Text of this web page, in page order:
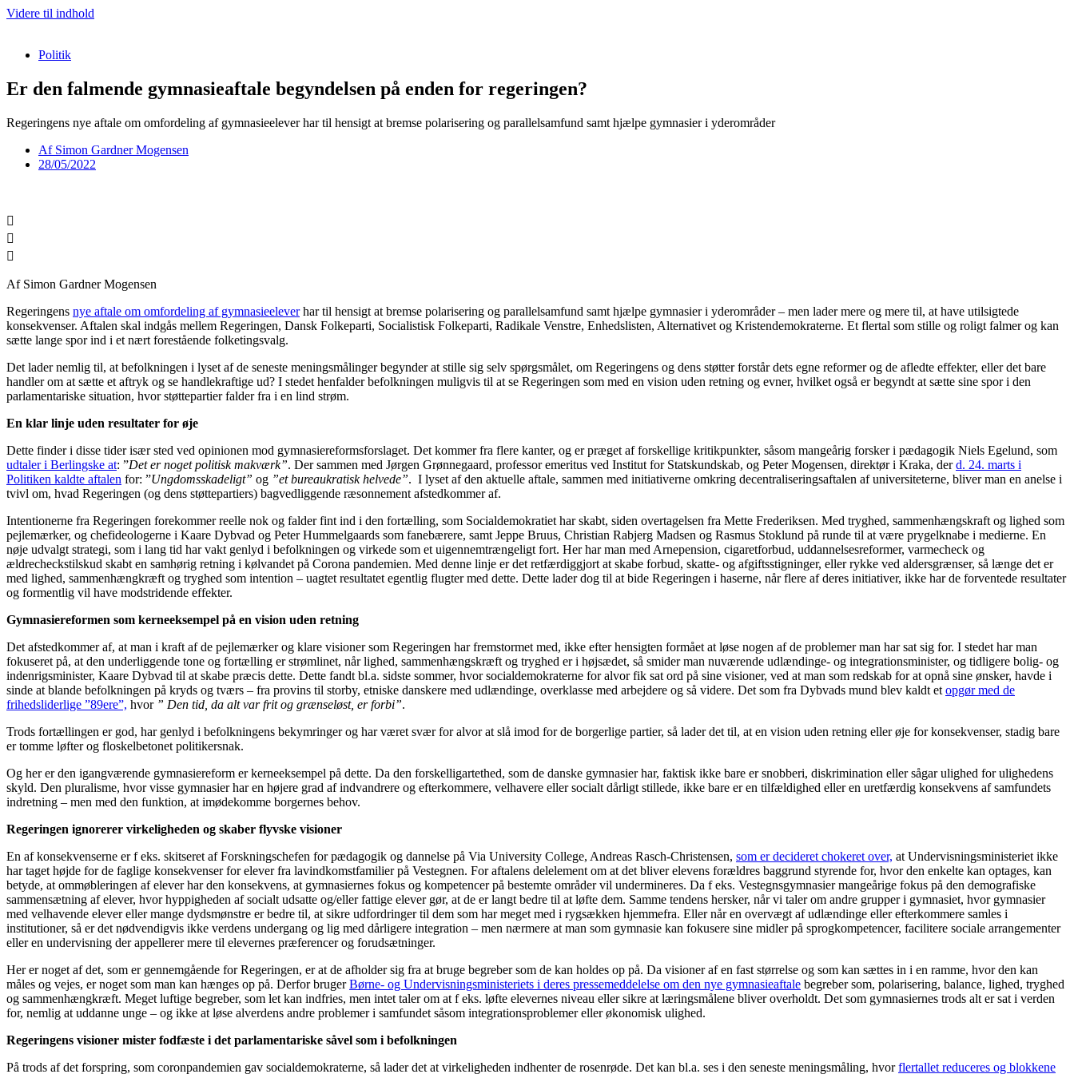
Videre til indhold
Politik
Er den falmende gymnasieaftale begyndelsen på enden for regeringen?
Regeringens nye aftale om omfordeling af gymnasieelever har til hensigt at bremse polarisering og parallelsamfund samt hjælpe gymnasier i yderområder
AfSimon Gardner Mogensen
28/05/2022
Af Simon Gardner Mogensen
Regeringens nye aftale om omfordeling af gymnasieeleverhar til hensigt at bremse polarisering og parallelsamfund samt hjælpe gymnasier i yderområder – men lader mere og mere til, at have utilsigtede
konsekvenser. Aftalen skal indgås mellem Regeringen, Dansk Folkeparti, Socialistisk Folkeparti, Radikale Venstre, Enhedslisten, Alternativet og Kristendemokraterne. Et flertal som stille og roligt falmer og kan
sætte lange spor ind i et nært forestående folketingsvalg.
Det lader nemlig til, at befolkningen i lyset af de seneste meningsmålinger begynder at stille sig selv spørgsmålet, om Regeringens og dens støtter forstår dets egne reformer og de afledte effekter, eller det bare
handler om at sætte et aftryk og se handlekraftige ud? I stedet henfalder befolkningen muligvis til at se Regeringen som med en vision uden retning og evner, hvilket også er begyndt at sætte sine spor i den
parlamentariske situation, hvor støttepartier falder fra i en lind strøm.
En klar linje uden resultater for øje
Dette finder i disse tider især sted ved opinionen mod gymnasiereformsforslaget. Det kommer fra flere kanter, og er præget af forskellige kritikpunkter, såsom mangeårig forsker i pædagogik Niels Egelund, som
udtaler i Berlingske at: ”Det er noget politisk makværk”. Der sammen med Jørgen Grønnegaard, professor emeritus ved Institut for Statskundskab, og Peter Mogensen, direktør i Kraka, derd. 24. marts i
Politiken kaldte aftalen for: ”Ungdomsskadeligt” og ”et bureaukratisk helvede”. I lyset af den aktuelle aftale, sammen med initiativerne omkring decentraliseringsaftalen af universiteterne, bliver man en anelse i
tvivl om, hvad Regeringen (og dens støttepartiers) bagvedliggende ræsonnement afstedkommer af.
Intentionerne fra Regeringen forekommer reelle nok og falder fint ind i den fortælling, som Socialdemokratiet har skabt, siden overtagelsen fra Mette Frederiksen. Med tryghed, sammenhængskraft og lighed som
pejlemærker, og chefideologerne i Kaare Dybvad og Peter Hummelgaards som fanebærere, samt Jeppe Bruus, Christian Rabjerg Madsen og Rasmus Stoklund på runde til at være prygelknabe i medierne. En
nøje udvalgt strategi, som i lang tid har vakt genlyd i befolkningen og virkede som et uigennemtrængeligt fort. Her har man med Arnepension, cigaretforbud, uddannelsesreformer, varmecheck og
ældrecheckstilskud skabt en samhørig retning i kølvandet på Corona pandemien. Med denne linje er det retfærdiggjort at skabe forbud, skatte- og afgiftsstigninger, eller rykke ved aldersgrænser, så længe det er
med lighed, sammenhængkræft og tryghed som intention – uagtet resultatet egentlig flugter med dette. Dette lader dog til at bide Regeringen i haserne, når flere af deres initiativer, ikke har de forventede resultater
og formentlig vil have modstridende effekter.
Gymnasiereformen som kerneeksempel på en vision uden retning
Det afstedkommer af, at man i kraft af de pejlemærker og klare visioner som Regeringen har fremstormet med, ikke efter hensigten formået at løse nogen af de problemer man har sat sig for. I stedet har man
fokuseret på, at den underliggende tone og fortælling er strømlinet, når lighed, sammenhængskræft og tryghed er i højsædet, så smider man nuværende udlændinge- og integrationsminister, og tidligere bolig- og
indenrigsminister, Kaare Dybvad til at skabe præcis dette. Dette fandt bl.a. sidste sommer, hvor socialdemokraterne for alvor fik sat ord på sine visioner, ved at man som redskab for at opnå sine ønsker, havde i
sinde at blande befolkningen på kryds og tværs – fra provins til storby, etniske danskere med udlændinge, overklasse med arbejdere og så videre. Det som fra Dybvads mund blev kaldt et opgør med de
frihedsliderlige ”89ere”, hvor ” Den tid, da alt var frit og grænseløst, er forbi”.
Trods fortællingen er god, har genlyd i befolkningens bekymringer og har været svær for alvor at slå imod for de borgerlige partier, så lader det til, at en vision uden retning eller øje for konsekvenser, stadig bare
er tomme løfter og floskelbetonet politikersnak.
Og her er den igangværende gymnasiereform er kerneeksempel på dette. Da den forskelligartethed, som de danske gymnasier har, faktisk ikke bare er snobberi, diskrimination eller sågar ulighed for ulighedens
skyld. Den pluralisme, hvor visse gymnasier har en højere grad af indvandrere og efterkommere, velhavere eller socialt dårligt stillede, ikke bare er en tilfældighed eller en uretfærdig konsekvens af samfundets
indretning – men med den funktion, at imødekomme borgernes behov.
Regeringen ignorerer virkeligheden og skaber flyvske visioner
En af konsekvenserne er f eks. skitseret af Forskningschefen for pædagogik og dannelse på Via University College, Andreas Rasch-Christensen, som er decideret chokeret over, at Undervisningsministeriet ikke
har taget højde for de faglige konsekvenser for elever fra lavindkomstfamilier på Vestegnen. For aftalens delelement om at det bliver elevens forældres baggrund styrende for, hvor den enkelte kan optages, kan
betyde, at ommøbleringen af elever har den konsekvens, at gymnasiernes fokus og kompetencer på bestemte områder vil undermineres. Da f eks. Vestegnsgymnasier mangeårige fokus på den demografiske
sammensætning af elever, hvor hyppigheden af socialt udsatte og/eller fattige elever gør, at de er langt bedre til at løfte dem. Samme tendens hersker, når vi taler om andre grupper i gymnasiet, hvor gymnasier
med velhavende elever eller mange dydsmønstre er bedre til, at sikre udfordringer til dem som har meget med i rygsækken hjemmefra. Eller når en overvægt af udlændinge eller efterkommere samles i
institutioner, så er det nødvendigvis ikke verdens undergang og lig med dårligere integration – men nærmere at man som gymnasie kan fokusere sine midler på sprogkompetencer, facilitere sociale arrangementer
eller en undervisning der appellerer mere til elevernes præferencer og forudsætninger.
Her er noget af det, som er gennemgående for Regeringen, er at de afholder sig fra at bruge begreber som de kan holdes op på. Da visioner af en fast størrelse og som kan sættes in i en ramme, hvor den kan
måles og vejes, er noget som man kan hænges op på. Derfor brugerBørne- og Undervisningsministeriets i deres pressemeddelelse om den nye gymnasieaftale begreber som, polarisering, balance, lighed, tryghed
og sammenhængkræft. Meget luftige begreber, som let kan indfries, men intet taler om at f eks. løfte elevernes niveau eller sikre at læringsmålene bliver overholdt. Det som gymnasiernes trods alt er sat i verden
for, nemlig at uddanne unge – og ikke at løse alverdens andre problemer i samfundet såsom integrationsproblemer eller økonomisk ulighed.
Regeringens visioner mister fodfæste i det parlamentariske såvel som i befolkningen
På trods af det forspring, som coronpandemien gav socialdemokraterne, så lader det at virkeligheden indhenter de rosenrøde. Det kan bl.a. ses i den seneste meningsmåling, hvorflertallet reduceres og blokkene